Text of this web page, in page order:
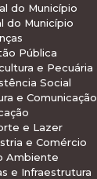
do Município
do Município
Pública
e Pecuária
Social
e Comunicação
e Lazer
e Comércio
Ambiente
e Infraestrutura